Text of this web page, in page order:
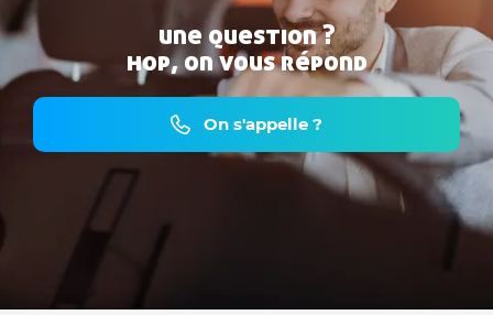
une question ?
hop, on vous répond
On s'appelle ?